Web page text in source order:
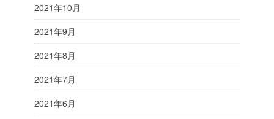
2021年10月
2021年9月
2021年8月
2021年7月
2021年6月